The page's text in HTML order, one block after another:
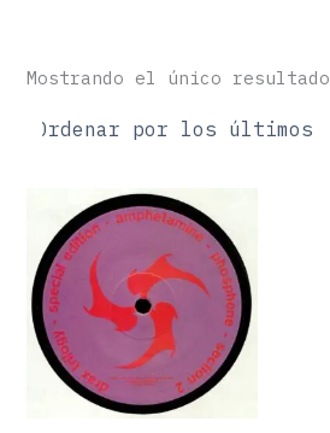
Mostrando el único resultado